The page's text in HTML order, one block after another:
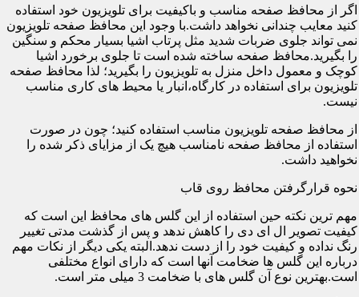
اگر از محافظ صفحه مناسب و باکیفیت برای تلویزیون خود استفاده
کنید معایب چندانی نخواهد داشت.با وجود این محافظ صفحه تلویزیون
نمی تواند جلوی ضربات شدید مثل پرتاب اشیا بسیار محکم و سنگین
را بگیرید.محافظ صفحه ساخته شده است تا جلوی برخورد اشیا
کوچک و معمول داخل منزل به تلویزیون را بگیرید؛ لذا محافظ صفحه
تلویزیون برای استفاده در کارگاه،انبار یا محیط های کاری مناسب
نیست.
از محافظ صفحه تلویزیون مناسب استفاده کنید؛ چون در صورت
استفاده از محافظ صفحه نامناسب هیچ یک از مزایای ذکر شده را
نخواهید داشت.
نحوه قرارگرفتن محافظ روی قاب
مهم ترین نکته حین استفاده از این گلس های محافظ این است که
کیفیت تصویر ال ای دی را کاهش ندهد و پس از گذشت مدتی تغییر
رنگ نداده و کیفیت خود را از دست ندهد.البته یکی دیگر از نکات مهم
درباره این گلس ها ضخامت آنها است که دارای انواع مختلفی
است.بهترین نوع آن گلس های با ضخامت 3 میلی متر است.